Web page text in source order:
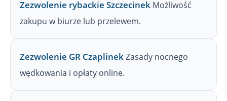
Zezwolenie rybackie Szczecinek Możliwość
zakupu w biurze lub przelewem.
Zezwolenie GR Czaplinek Zasady nocnego
wędkowania i opłaty online.